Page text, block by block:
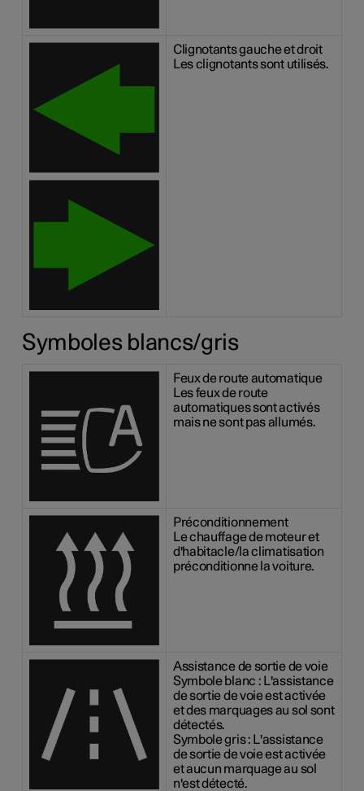
Clignotants gauche et droit
Les clignotants sont utilisés.
Symboles blancs/gris
Feux de route automatique
Les feux de route
automatiques sont activés
mais ne sont pas allumés.
Préconditionnement
Le chauffage de moteur et
d'habitacle/la climatisation
préconditionne la voiture.
Assistance de sortie de voie
Symbole blanc : L'assistance
de sortie de voie est activée
et des marquages au sol sont
détectés.
Symbole gris : L'assistance
de sortie de voie est activée
et aucun marquage au sol
n'est détecté.